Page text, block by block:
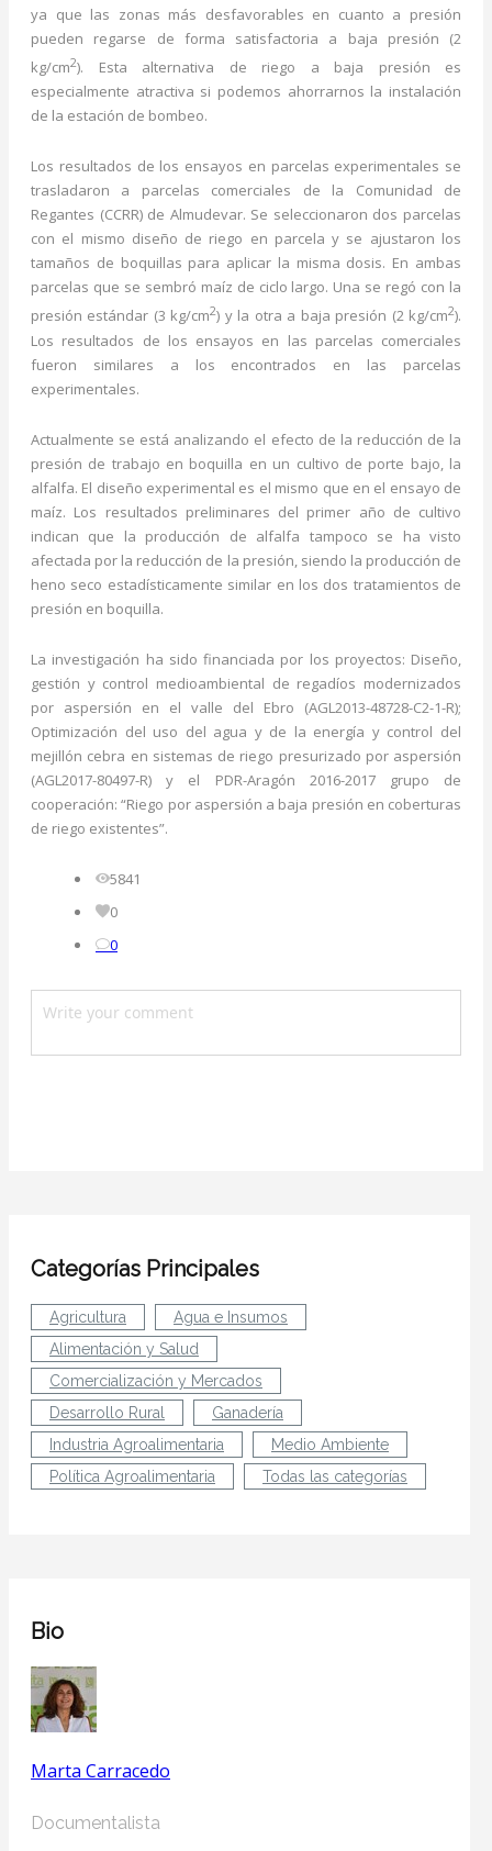
ya que las zonas más desfavorables en cuanto a presión
pueden regarse de forma satisfactoria a baja presión (2
kg/cm2). Esta alternativa de riego a baja presión es
especialmente atractiva si podemos ahorrarnos la instalación
de la estación de bombeo.
Los resultados de los ensayos en parcelas experimentales se
trasladaron a parcelas comerciales de la Comunidad de
Regantes (CCRR) de Almudevar. Se seleccionaron dos parcelas
con el mismo diseño de riego en parcela y se ajustaron los
tamaños de boquillas para aplicar la misma dosis. En ambas
parcelas que se sembró maíz de ciclo largo. Una se regó con la
presión estándar (3 kg/cm2) y la otra a baja presión (2 kg/cm2).
Los resultados de los ensayos en las parcelas comerciales
fueron similares a los encontrados en las parcelas
experimentales.
Actualmente se está analizando el efecto de la reducción de la
presión de trabajo en boquilla en un cultivo de porte bajo, la
alfalfa. El diseño experimental es el mismo que en el ensayo de
maíz. Los resultados preliminares del primer año de cultivo
indican que la producción de alfalfa tampoco se ha visto
afectada por la reducción de la presión, siendo la producción de
heno seco estadísticamente similar en los dos tratamientos de
presión en boquilla.
La investigación ha sido financiada por los proyectos: Diseño,
gestión y control medioambiental de regadíos modernizados
por aspersión en el valle del Ebro (AGL2013-48728-C2-1-R);
Optimización del uso del agua y de la energía y control del
mejillón cebra en sistemas de riego presurizado por aspersión
(AGL2017-80497-R) y el PDR-Aragón 2016-2017 grupo de
cooperación: “Riego por aspersión a baja presión en coberturas
de riego existentes”.
5841
0
0
Categorías Principales
Agricultura
Agua e Insumos
Alimentación y Salud
Comercialización y Mercados
Desarrollo Rural
Ganadería
Industria Agroalimentaria
Medio Ambiente
Política Agroalimentaria
Todas las categorías
Bio
Marta Carracedo
Documentalista